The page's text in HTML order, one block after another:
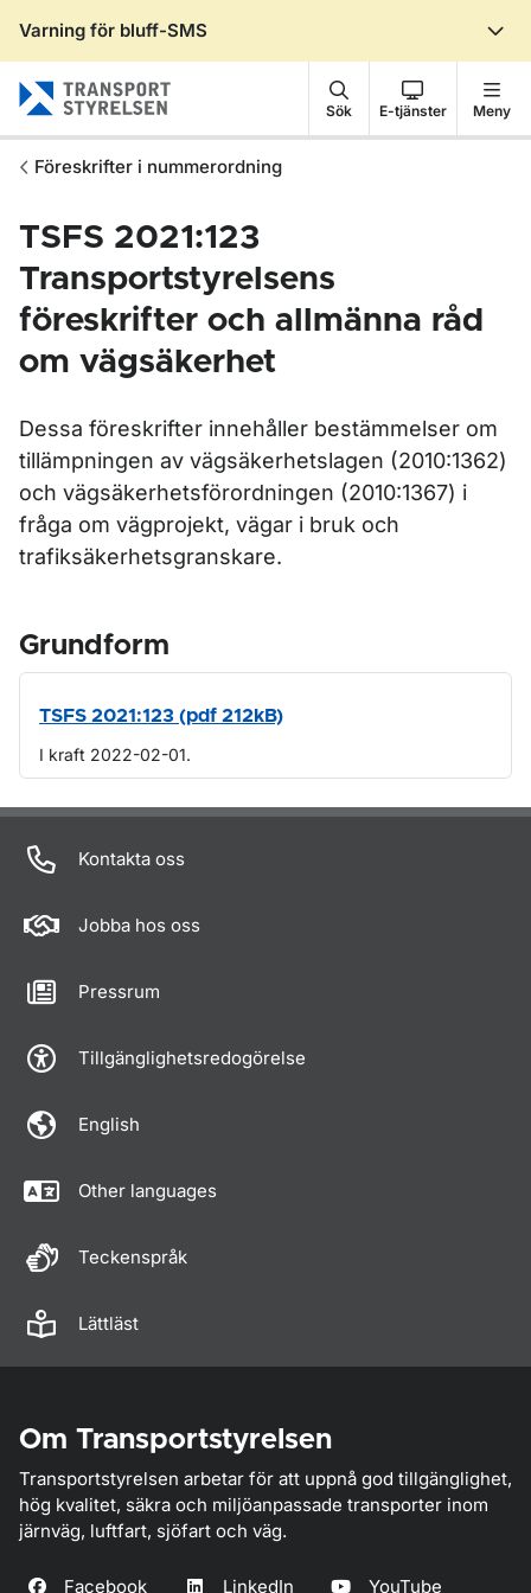
Varning för bluff-SMS
Sök E-tjänster Meny
Föreskrifter i nummerordning
TSFS 2021:123
Transportstyrelsens
föreskrifter och allmänna råd
om vägsäkerhet
Dessa föreskrifter innehåller bestämmelser om
tillämpningen av vägsäkerhetslagen (2010:1362)
och vägsäkerhetsförordningen (2010:1367) i
fråga om vägprojekt, vägar i bruk och
trafiksäkerhetsgranskare.
Grundform
TSFS 2021:123 (pdf 212kB)
I kraft 2022-02-01.
Om sidan
Kontakta oss
Jobba hos oss
Pressrum
Tillgänglighetsredogörelse
English
Other languages
Teckenspråk
Lättläst
Om Transportstyrelsen
Transportstyrelsen arbetar för att uppnå god tillgänglighet,
hög kvalitet, säkra och miljöanpassade transporter inom
järnväg, luftfart, sjöfart och väg.
Facebook LinkedIn YouTube